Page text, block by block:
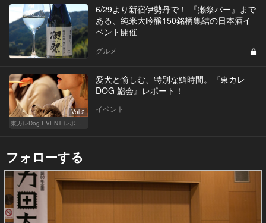
6/29より新宿伊勢丹で！ 『獺祭バー』まで
ある、純米大吟醸150銘柄集結の日本酒イ
ベント開催
グルメ
Vol.2
愛犬と愉しむ、特別な鮨時間。『東カレ
DOG 鮨会』レポート！
イベント
フォローする